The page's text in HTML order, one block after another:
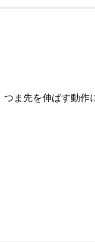
ま先を伸ばす動作